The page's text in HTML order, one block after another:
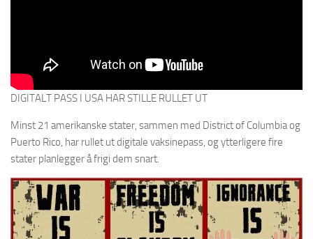
DIGITALT PASS I USA HAR STILLE RULLET UT
Minst 21 amerikanske stater, sammen med District of Columbia og
Puerto Rico, har rullet ut digitale vaksinepass, og ytterligere fire
stater planlegger å frigi dem snart.